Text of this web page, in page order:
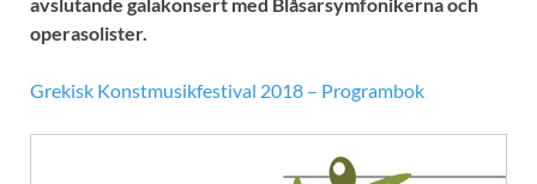
operasolister.
Grekisk Konstmusikfestival 2018 – Programbok